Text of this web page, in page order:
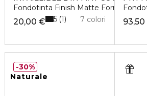
Fondotinta Finish Matte Formula a
20,00 € 7 colori
5 1
Naturale
30%